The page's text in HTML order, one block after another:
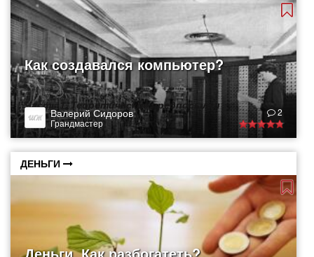
Как создавался компьютер?
Часть 1. Теоретические предпосылки
Валерий Сидоров
Грандмастер
2
ДЕНЬГИ